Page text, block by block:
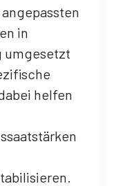
in
umgesetzt
helfen